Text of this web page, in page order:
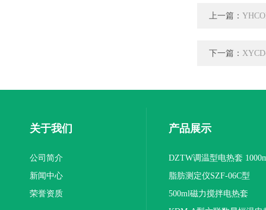
上一篇：
下一篇：
关于我们
公司简介
新闻中心
荣誉资质
产品展示
DZTW调温型电热套
联
脂肪测定仪SZF-06C型
500ml磁力搅拌电热套